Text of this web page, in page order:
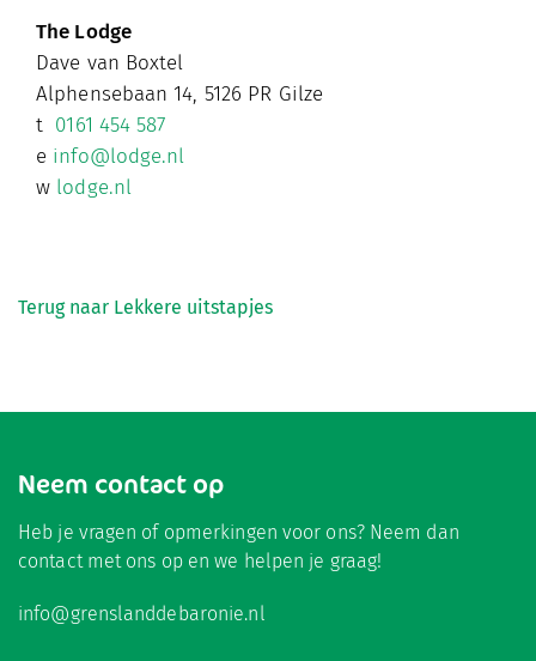
The Lodge
Dave van Boxtel
Alphensebaan 14, 5126 PR Gilze
t 0161 454 587
e info@lodge.nl
w lodge.nl
Terug naar Lekkere uitstapjes
Neem contact op
Heb je vragen of opmerkingen voor ons? Neem dan
contact met ons op en we helpen je graag!
info@grenslanddebaronie.nl